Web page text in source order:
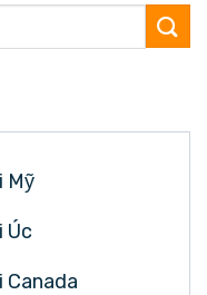
Mỹ
Úc
Canada